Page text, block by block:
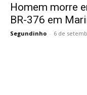
Homem morre
BR-376 em
Segundinho - 6 de